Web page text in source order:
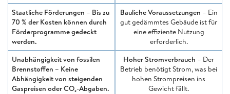
Staatliche Förderungen – Bis zu
70 % der Kosten können durch
Förderprogramme gedeckt
werden.
Bauliche Voraussetzungen – Ein
gut gedämmtes Gebäude ist für
eine effiziente Nutzung
erforderlich.
Unabhängigkeit von fossilen
Brennstoffen – Keine
Abhängigkeit von steigenden
Gaspreisen oder CO₂-Abgaben.
Hoher Stromverbrauch – Der
Betrieb benötigt Strom, was bei
hohen Strompreisen ins
Gewicht fällt.